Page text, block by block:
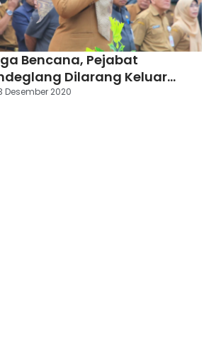
Bencana, Pejabat
Dilarang Keluar
Desember 2020